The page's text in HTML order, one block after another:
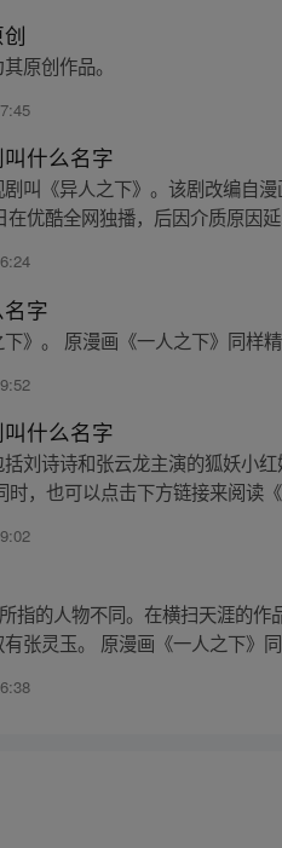
原创作品。
什么名字
叫《异人之下》。该剧改编自
优酷全网独播，后因介质原因
字
》。 原漫画《一人之下》同样
什么名字
刘诗诗和张云龙主演的狐妖小
时，也可以点击下方链接来阅读
指的人物不同。在横扫天涯的
张灵玉。 原漫画《一人之下》